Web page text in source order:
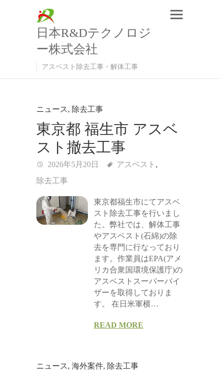
日本R&Dテクノロジ
ー株式会社
アスベスト除去工事・解体工事
ニュース, 除去工事
東京都 福生市 アスベ
スト撤去工事
2026年5月20日 アスベスト ,
除去工事
東京都福生市にてアスベ
スト除去工事を行いまし
た。弊社では、解体工事
やアスベスト(石綿)の除
去を専門に行なっており
ます。作業員はEPA(アメ
リカ合衆国環境保護庁)の
アスベストスーパーバイ
ザーを取得しておりま
す。 在日米軍横…
READ MORE
ニュース, 海外案件, 除去工事